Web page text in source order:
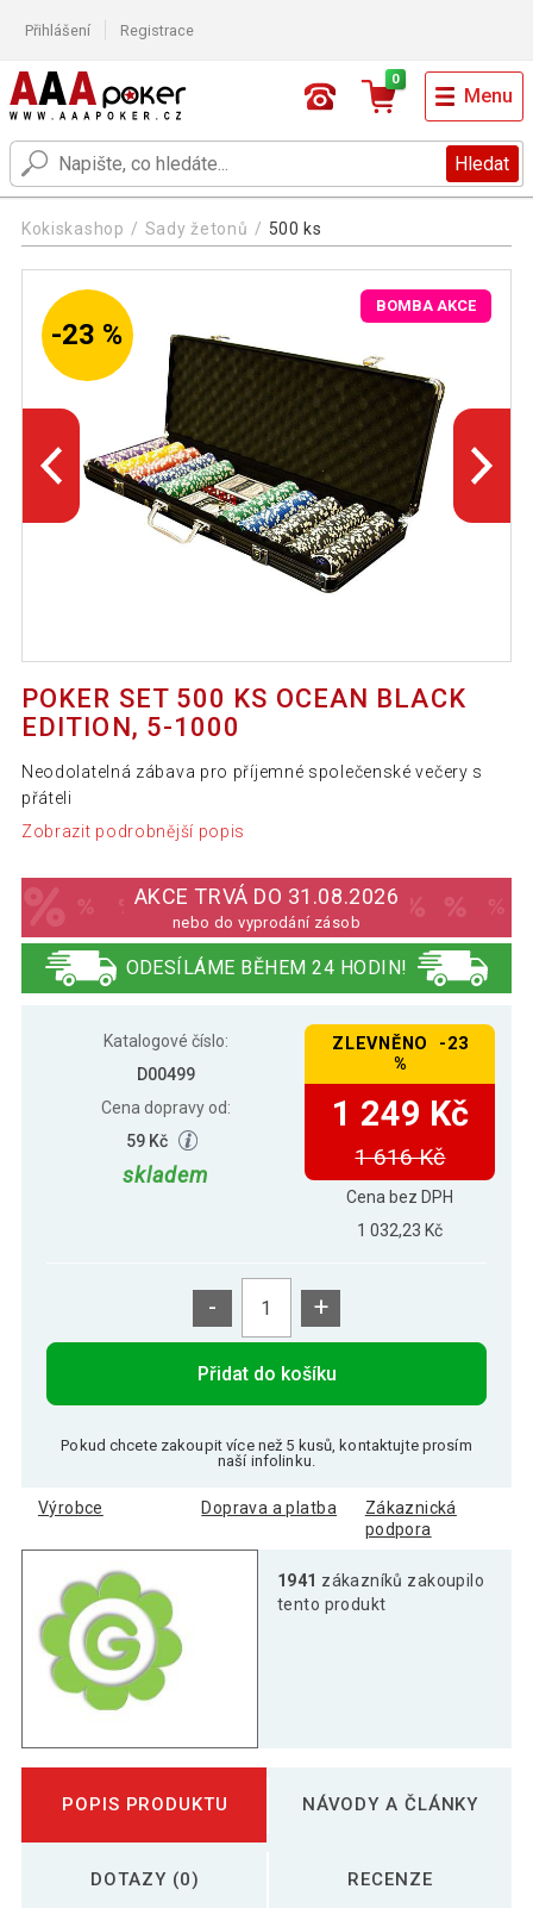
Přihlášení Registrace
Hledat
0
Menu
Kokiskashop Sady žetonů 500 ks
-23 %
BOMBA AKCE
POKER SET 500 KS OCEAN BLACK
EDITION, 5-1000
Neodolatelná zábava pro příjemné společenské večery s
přáteli
Zobrazit podrobnější popis
AKCE TRVÁ DO 31.08.2026
nebo do vyprodání zásob
ODESÍLÁME BĚHEM 24 HODIN!
Katalogové číslo:
D00499
Cena dopravy od:
59 Kč
skladem
ZLEVNĚNO -23
%
1 249 Kč
1 616 Kč
Cena bez DPH
1 032,23 Kč
- +
Přidat do košíku
Pokud chcete zakoupit více než 5 kusů, kontaktujte prosím
naší infolinku.
Výrobce Doprava a platba
Zákaznická
podpora
1941 zákazníků zakoupilo
tento produkt
POPIS PRODUKTU NÁVODY A ČLÁNKY
DOTAZY (0) RECENZE